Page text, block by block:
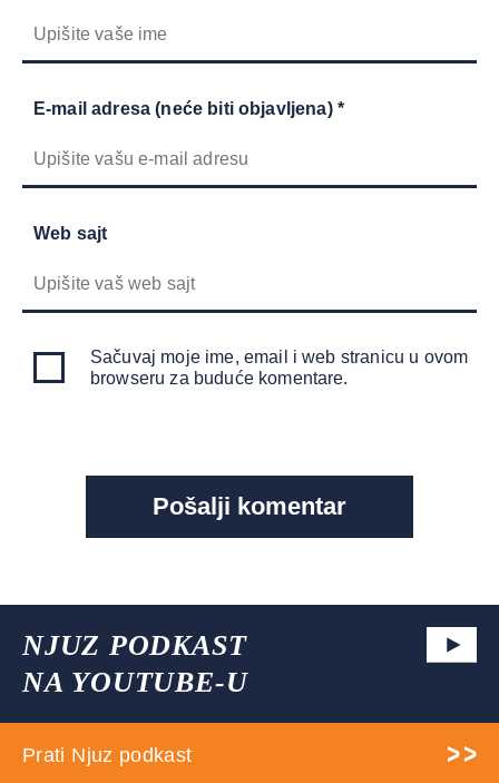
E-mail adresa (neće biti objavljena) *
Web sajt
Sačuvaj moje ime, email i web stranicu u ovom
browseru za buduće komentare.
NJUZ PODKAST
NA YOUTUBE-U
Prati Njuz podkast